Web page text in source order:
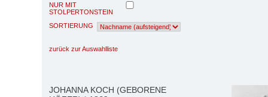
NUR MIT
STOLPERTONSTEIN
SORTIERUNG
zurück zur Auswahlliste
JOHANNA KOCH (GEBORENE